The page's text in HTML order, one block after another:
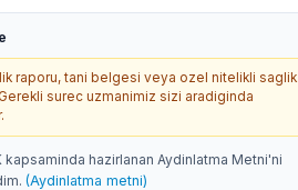
raporu, tani belgesi veya ozel nitelikli saglik
surec uzmanimiz sizi aradiginda
kapsaminda hazirlanan Aydinlatma Metni'ni
(Aydinlatma metni)